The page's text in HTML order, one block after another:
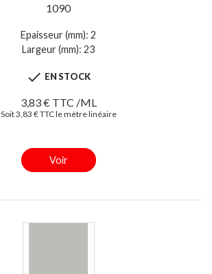
1090
Epaisseur (mm): 2
Largeur (mm): 23
 EN STOCK
3,83 € TTC /ML
Soit 3,83 € TTC le mètre linéaire
Voir